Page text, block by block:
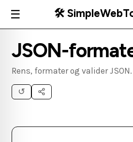
☰ 🛠️
JSON-
Rens, formater og valider JSON.
↺